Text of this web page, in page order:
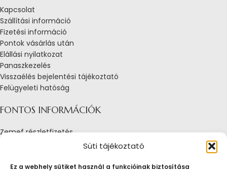
Süti tájékoztató
Ez a webhely sütiket használ a funkcióinak biztosítása
Kapcsolat
Szállítási információ
Fizetési információ
Pontok vásárlás után
Elállási nyilatkozat
Panaszkezelés
Visszaélés bejelentési tájékoztató
Felügyeleti hatóság
FONTOS INFORMÁCIÓK
Zemef részletfizetés
Adatkezelési tájékoztató
Tájékoztató sütik alkalmazásáról